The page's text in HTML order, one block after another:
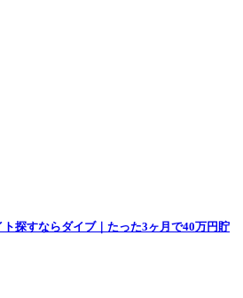
ト探すならダイブ｜たった3ヶ月で40万円貯